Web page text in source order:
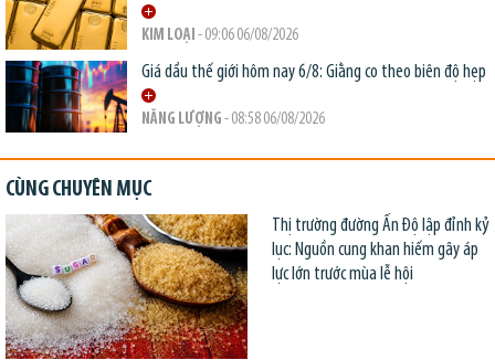
KIM LOẠI - 09:06 06/08/2026
Giá dầu thế giới hôm nay 6/8: Giằng co theo biên độ hẹp
NĂNG LƯỢNG - 08:58 06/08/2026
CÙNG CHUYÊN MỤC
Thị trường đường Ấn Độ lập đỉnh kỷ
lục: Nguồn cung khan hiếm gây áp
lực lớn trước mùa lễ hội